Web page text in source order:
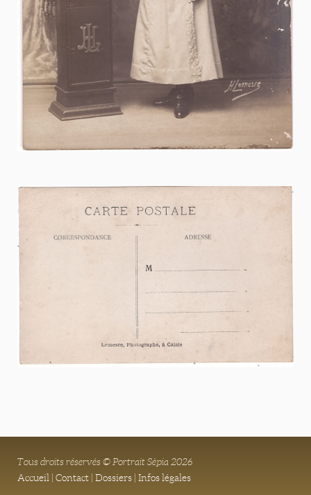
Tous droits réservés © Portrait Sépia 2026
Accueil
Contact Dossiers Infos légales